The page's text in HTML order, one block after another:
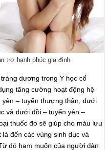
trợ hạnh phúc gia đình
dương trong Y học cổ
tăng cường hoạt động hệ
– tuyến thượng thận, dưới
và dưới đồi – tuyến yên –
thuốc đó sẽ giúp cho máu lưu
đến các vùng sinh dục và
đó ham muốn của người đàn